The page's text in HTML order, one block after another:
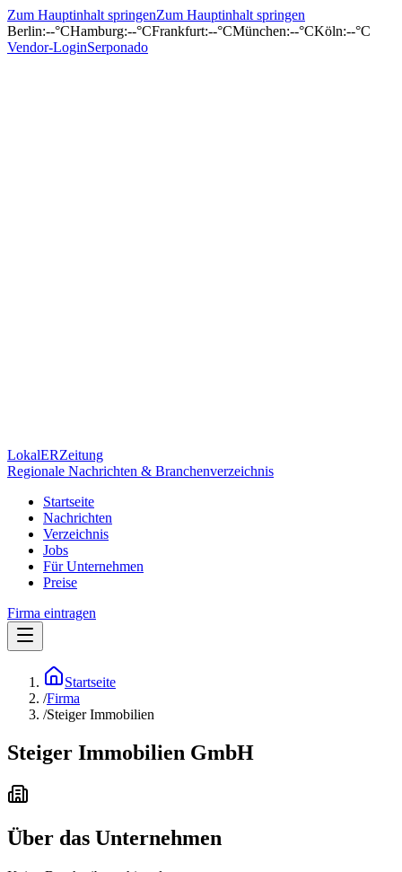
Zum Hauptinhalt springenZum Hauptinhalt springen
Berlin:--°CHamburg:--°CFrankfurt:--°CMünchen:--°CKöln:--°C
Vendor-LoginSerponado
LokalERZeitung
Regionale Nachrichten & Branchenverzeichnis
Startseite
Nachrichten
Verzeichnis
Jobs
Für Unternehmen
Preise
Firma eintragen
Startseite
/Firma
/Steiger Immobilien
Steiger Immobilien GmbH
Über das Unternehmen